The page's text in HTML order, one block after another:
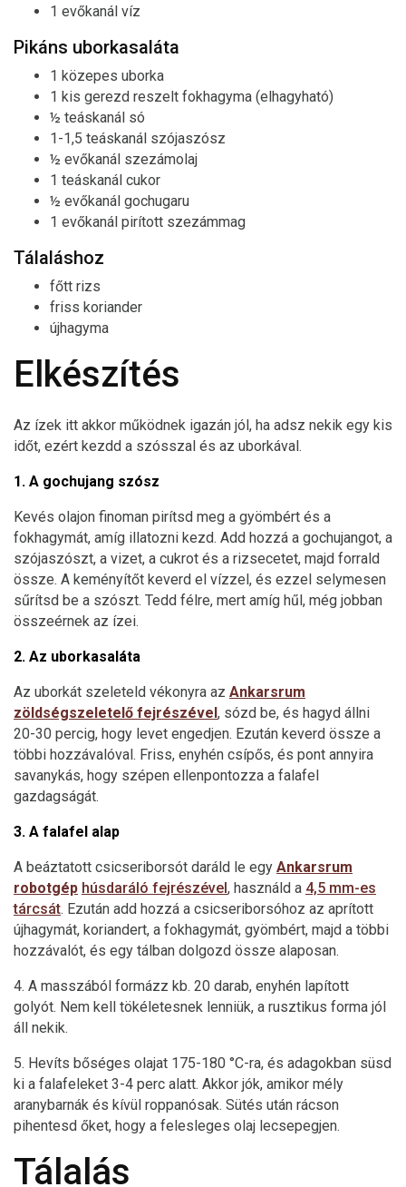
1 evőkanál víz
Pikáns uborkasaláta
1 közepes uborka
1 kis gerezd reszelt fokhagyma (elhagyható)
½ teáskanál só
1-1,5 teáskanál szójaszósz
½ evőkanál szezámolaj
1 teáskanál cukor
½ evőkanál gochugaru
1 evőkanál pirított szezámmag
Tálaláshoz
főtt rizs
friss koriander
újhagyma
Elkészítés
Az ízek itt akkor működnek igazán jól, ha adsz nekik egy kis
időt, ezért kezdd a szósszal és az uborkával.
1. A gochujang szósz
Kevés olajon finoman pirítsd meg a gyömbért és a
fokhagymát, amíg illatozni kezd. Add hozzá a gochujangot, a
szójaszószt, a vizet, a cukrot és a rizsecetet, majd forrald
össze. A keményítőt keverd el vízzel, és ezzel selymesen
sűrítsd be a szószt. Tedd félre, mert amíg hűl, még jobban
összeérnek az ízei.
2. Az uborkasaláta
Az uborkát szeleteld vékonyra az Ankarsrum
zöldségszeletelő fejrészével, sózd be, és hagyd állni
20-30 percig, hogy levet engedjen. Ezután keverd össze a
többi hozzávalóval. Friss, enyhén csípős, és pont annyira
savanykás, hogy szépen ellenpontozza a falafel
gazdagságát.
3. A falafel alap
A beáztatott csicseriborsót daráld le egy Ankarsrum
robotgép húsdaráló fejrészével, használd a 4,5 mm-es
tárcsát. Ezután add hozzá a csicseriborsóhoz az aprított
újhagymát, koriandert, a fokhagymát, gyömbért, majd a többi
hozzávalót, és egy tálban dolgozd össze alaposan.
4. A masszából formázz kb. 20 darab, enyhén lapított
golyót. Nem kell tökéletesnek lenniük, a rusztikus forma jól
áll nekik.
5. Hevíts bőséges olajat 175-180 °C-ra, és adagokban süsd
ki a falafeleket 3-4 perc alatt. Akkor jók, amikor mély
aranybarnák és kívül roppanósak. Sütés után rácson
pihentesd őket, hogy a felesleges olaj lecsepegjen.
Tálalás